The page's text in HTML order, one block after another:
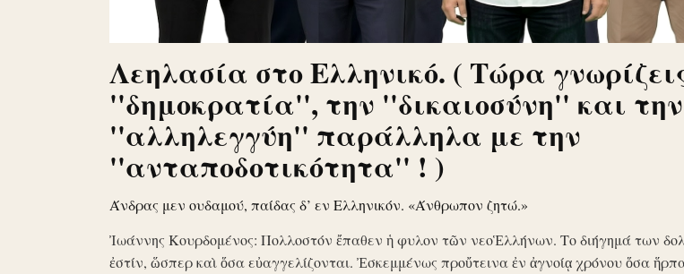
Λεηλασία στο Ελληνικό. ( Τώρα
''δημοκρατία'', την ''δικαιοσύνη'' και την
''αλληλεγγύη'' παράλληλα με την
''ανταποδοτικότητα'' ! )
Άνδρας μεν ουδαμού, παίδας δ’ εν Ελληνικόν. «Άνθρωπον ζητώ.»
Ἰωάννης Κουρδομένος: Πολλοστόν ἔπαθεν ἡ φυλον τῶν νεοἙλλήνων. Το διήγημά των
ἐστίν, ὥσπερ καὶ ὅσα εὐαγγελίζονται. Ἐσκεμμένως προὔτεινα ἐν ἀγνοίᾳ χρόνου ὅσα